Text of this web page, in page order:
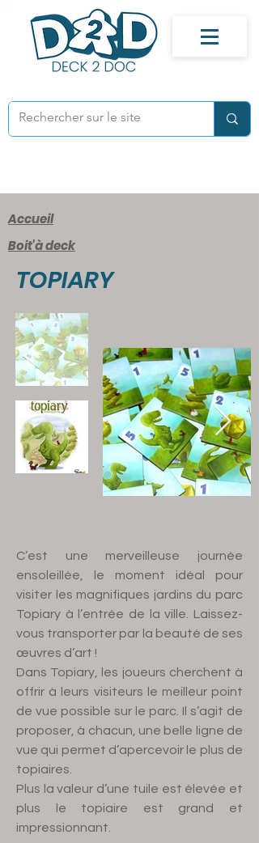
Accueil
Boit'à deck
TOPIARY
C’est une merveilleuse journée
ensoleillée, le moment idéal pour
visiter les magnifiques jardins du parc
Topiary à l’entrée de la ville. Laissez-
vous transporter par la beauté de ses
œuvres d’art !
Dans Topiary, les joueurs cherchent à
offrir à leurs visiteurs le meilleur point
de vue possible sur le parc. Il s’agit de
proposer, à chacun, une belle ligne de
vue qui permet d’apercevoir le plus de
topiaires.
Plus la valeur d’une tuile est élevée et
plus le topiaire est grand et
impressionnant.